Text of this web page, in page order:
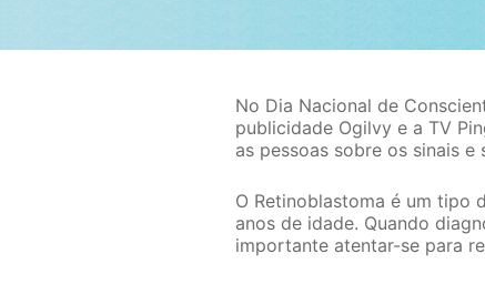
No Dia Nacional de
publicidade Ogilvy e a TV
as pessoas sobre os sinais
O Retinoblastoma é um tipo
anos de idade. Quando
importante atentar-se para